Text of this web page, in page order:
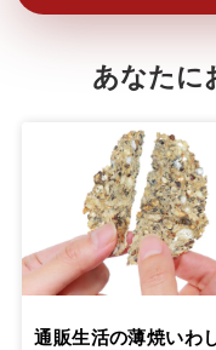
あなたに
通販生活の薄焼いわ